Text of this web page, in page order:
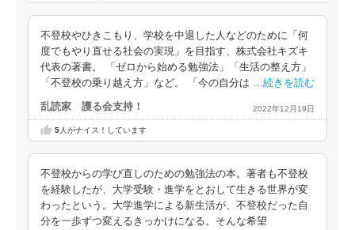
不登校やひきこもり、学校を中退した人などのために「何
度でもやり直せる社会の実現」を目指す、株式会社キズキ
代表の著書。 「ゼロから始める勉強法」「生活の整え方」
「不登校の乗り越え方」など。 「今の自分は …続きを読む
乱読家 護る会支持！ 2022年12月19日
5人がナイス！しています
不登校からの学び直しのための勉強法の本。著者も不登校
を経験したが、大学受験・進学をとおして生きる世界が変
わったという。大学進学による新生活が、不登校だった自
分を一歩ずつ変えるきっかけになる。そんな希望